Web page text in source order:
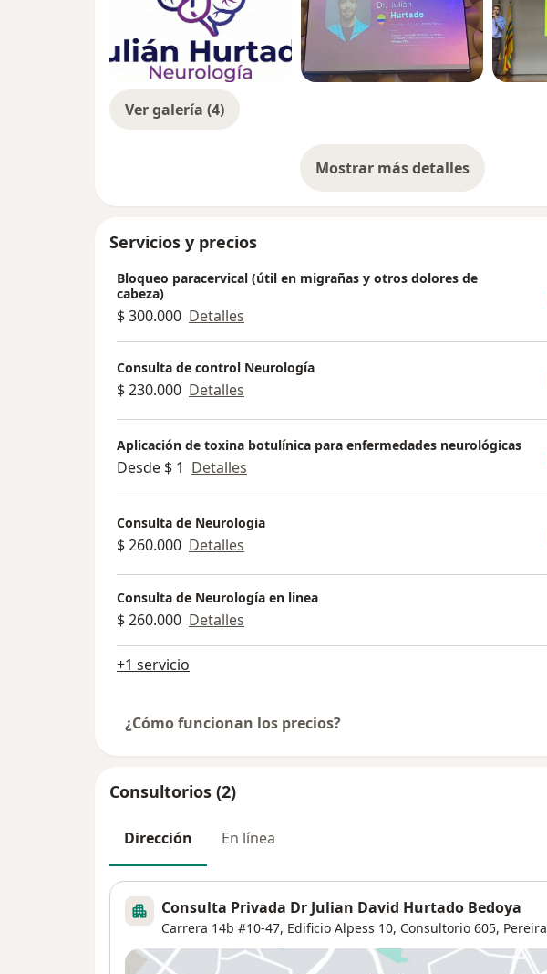
Ver galería (4)
Mostrar más detalles
sobre la experiencia
Servicios y precios
Bloqueo paracervical (útil en migrañas y otros dolores de
cabeza)
$ 300.000 Detalles
Consulta de control Neurología
$ 230.000 Detalles
Aplicación de toxina botulínica para enfermedades neurológicas
Desde $ 1 Detalles
Consulta de Neurologia
$ 260.000 Detalles
Consulta de Neurología en linea
$ 260.000 Detalles
+1 servicio
¿Cómo funcionan los precios?
Consultorios (2)
Dirección En línea
Consulta Privada Dr Julian David Hurtado Bedoya
Carrera 14b #10-47, Edificio Alpess 10, Consultorio 605, Pereira